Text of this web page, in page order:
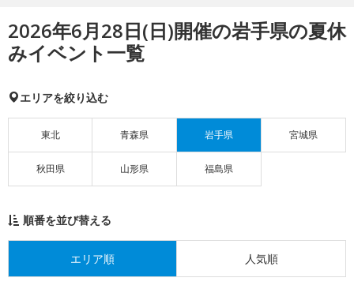
2026年6月28日(日)開催の岩手県の夏休
みイベント一覧
エリアを絞り込む
東北 青森県 岩手県 宮城県
秋田県 山形県 福島県
順番を並び替える
エリア順 人気順